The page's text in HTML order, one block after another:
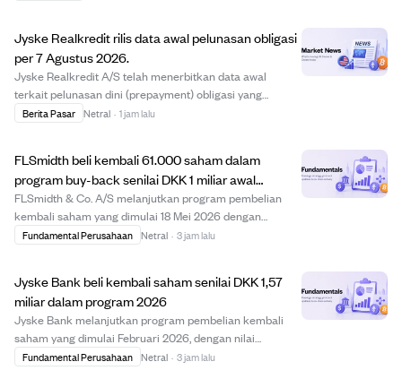
fleksibel...
Jyske Realkredit rilis data awal pelunasan obligasi
per 7 Agustus 2026.
Jyske Realkredit A/S telah menerbitkan data awal
terkait pelunasan dini (prepayment) obligasi yang
diterbitkannya, per tanggal 7 Agustus 2026.
men...
Berita Pasar Netral · 1 jam lalu
FLSmidth beli kembali 61.000 saham dalam
program buy-back senilai DKK 1 miliar awal
Agustus 2026
FLSmidth & Co. A/S melanjutkan program pembelian
kembali saham yang dimulai 18 Mei 2026 dengan
membeli 61.000 saham antara 3 dan 7 Agustus 2026
769.173...
Fundamental Perusahaan Netral · 3 jam lalu
Jyske Bank beli kembali saham senilai DKK 1,57
miliar dalam program 2026
Jyske Bank melanjutkan program pembelian kembali
saham yang dimulai Februari 2026, dengan nilai
pembelian sekitar DKK 1,57 miliar hingga awal Agustus
Fundamental Perusahaan Netral · 3 jam lalu